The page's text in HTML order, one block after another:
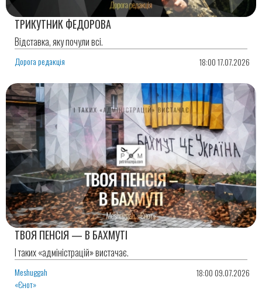
ТРИКУТНИК ФЕДОРОВА
Відставка, яку почули всі.
Дорога редакція 18:00 17.07.2026
ТВОЯ ПЕНСІЯ — В БАХМУТІ
І таких «адміністрацій» вистачає.
Meshuggah
«Єнот»
18:00 09.07.2026